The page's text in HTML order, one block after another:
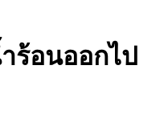
ร้อนออกไป